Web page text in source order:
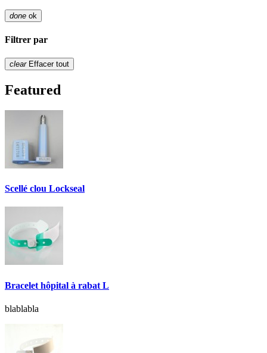
done ok
Filtrer par
clear Effacer tout
Featured
Scellé clou Lockseal
Bracelet hôpital à rabat L
blablabla